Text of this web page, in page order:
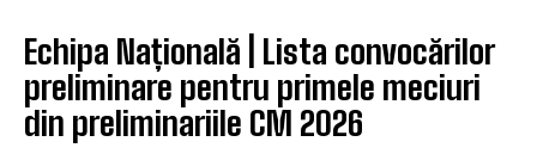
Echipa Națională | Lista convocărilor
preliminare pentru primele meciuri
din preliminariile CM 2026